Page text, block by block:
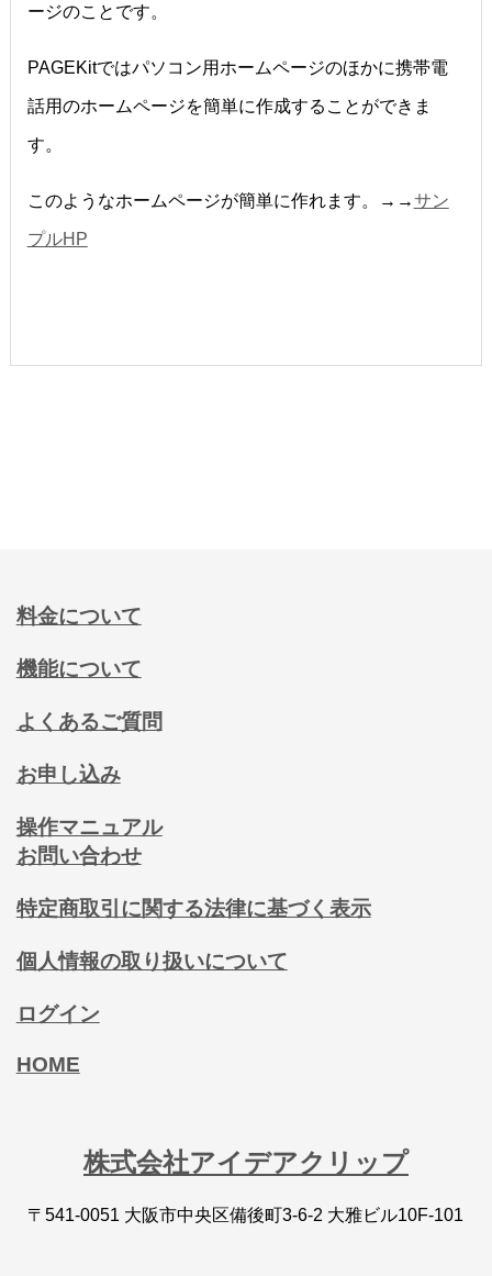
ージのことです。
PAGEKitではパソコン用ホームページのほかに携帯電
話用のホームページを簡単に作成することができま
す。
このようなホームページが簡単に作れます。→→サン
プルHP
料金について
機能について
よくあるご質問
お申し込み
操作マニュアル
お問い合わせ
特定商取引に関する法律に基づく表示
個人情報の取り扱いについて
ログイン
HOME
株式会社アイデアクリップ
〒541-0051 大阪市中央区備後町3-6-2 大雅ビル10F-101